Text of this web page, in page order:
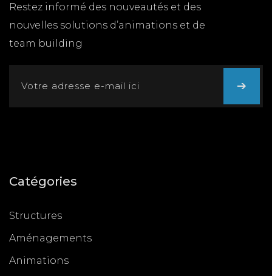
Restez informé des nouveautés et des
nouvelles solutions d’animations et de
team building
Catégories
Structures
Aménagements
Animations